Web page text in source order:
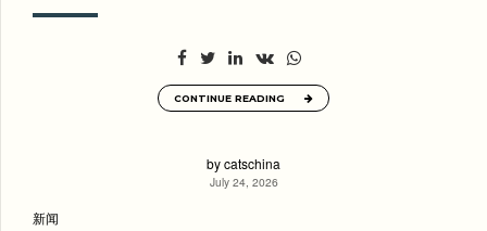
CONTINUE READING
by catschina
July 24, 2026
新闻